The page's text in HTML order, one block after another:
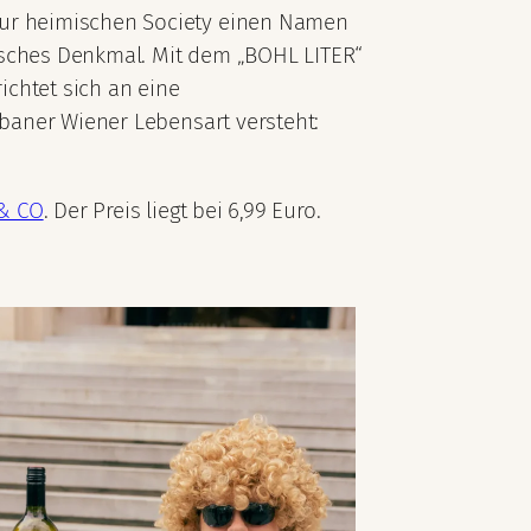
heimischen Society einen Namen
Denkmal. Mit dem „BOHL LITER“
sich an eine
Wiener Lebensart versteht:
CO. Der Preis liegt bei 6,99 Euro.